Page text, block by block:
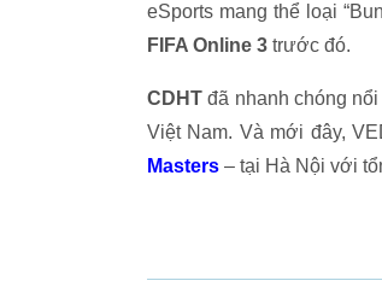
eSports mang thể loại
FIFA Online 3 trước đó.
CDHT đã nhanh chóng
Việt Nam. Và mới đây,
Masters – tại Hà Nội với